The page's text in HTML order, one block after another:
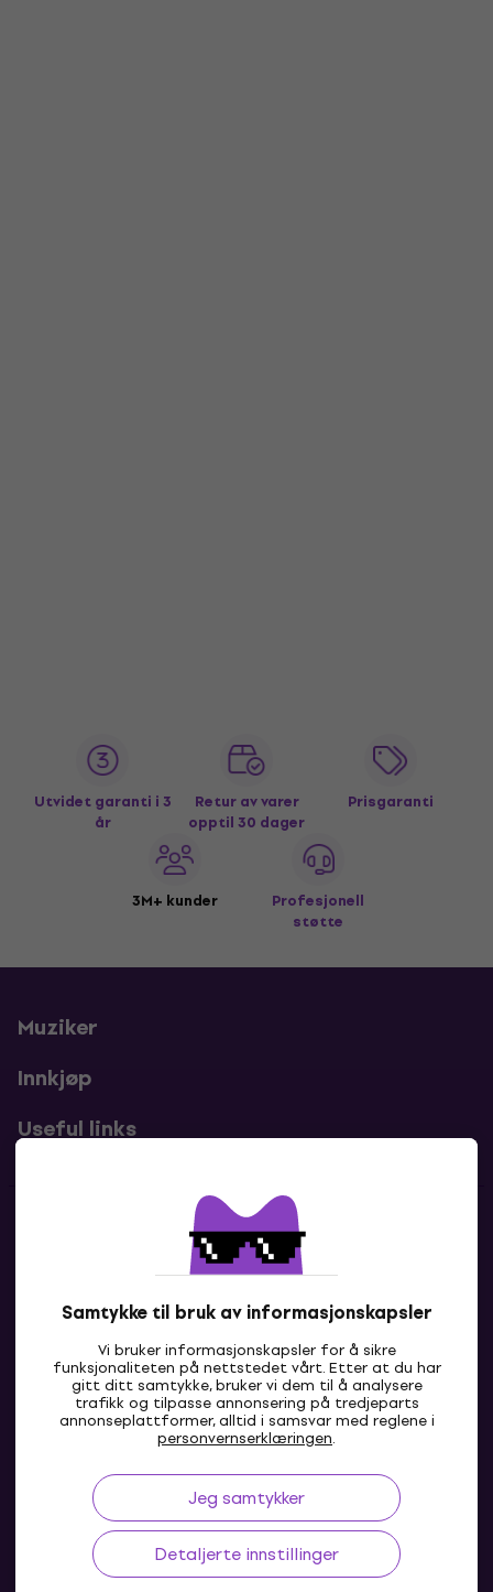
Samtykke til bruk av informasjonskapsler
Vi bruker informasjonskapsler for å sikre
funksjonaliteten på nettstedet vårt. Etter at du har
gitt ditt samtykke, bruker vi dem til å analysere
trafikk og tilpasse annonsering på tredjeparts
annonseplattformer, alltid i samsvar med reglene i
personvernserklæringen.
Jeg samtykker
Detaljerte innstillinger
Utvidet garanti i 3
år
Retur av varer
opptil 30 dager
Prisgaranti
3M+ kunder
Profesjonell
støtte
Muziker
Innkjøp
Useful links
Kontakter
Kontakt oss
NO